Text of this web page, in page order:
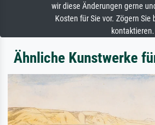
wir diese Änderungen gerne
Kosten für Sie vor. Zögern Sie
kontaktieren.
Ähnliche Kunstwerke